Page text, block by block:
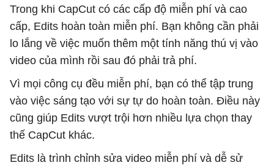
Trong khi CapCut có các cấp độ miễn phí và cao
cấp, Edits hoàn toàn miễn phí. Bạn không cần phải
lo lắng về việc muốn thêm một tính năng thú vị vào
video của mình rồi sau đó phải trả phí.
Vì mọi công cụ đều miễn phí, bạn có thể tập trung
vào việc sáng tạo với sự tự do hoàn toàn. Điều này
cũng giúp Edits vượt trội hơn nhiều lựa chọn thay
thế CapCut khác.
Edits là trình chỉnh sửa video miễn phí và dễ sử